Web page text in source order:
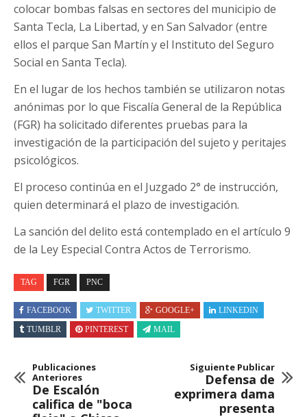
colocar bombas falsas en sectores del municipio de
Santa Tecla, La Libertad, y en San Salvador (entre
ellos el parque San Martín y el Instituto del Seguro
Social en Santa Tecla).
En el lugar de los hechos también se utilizaron notas
anónimas por lo que Fiscalía General de la República
(FGR) ha solicitado diferentes pruebas para la
investigación de la participación del sujeto y peritajes
psicológicos.
El proceso continúa en el Juzgado 2° de instrucción,
quien determinará el plazo de investigación.
La sanción del delito está contemplado en el artículo 9
de la Ley Especial Contra Actos de Terrorismo.
TAG FGR PNC
FACEBOOK TWITTER GOOGLE+
LINKEDIN
TUMBLR
PINTEREST MAIL
Publicaciones
Anteriores
De Escalón
califica de "boca
Siguiente Publicar
Defensa de
exprimera dama
presenta